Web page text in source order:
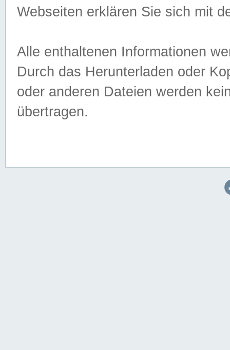
Webseiten erklären Sie sich mit
Alle enthaltenen Informationen
Durch das Herunterladen oder
oder anderen Dateien werden
übertragen.